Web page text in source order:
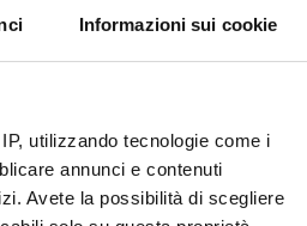
Informazioni sui cookie
utilizzando tecnologie come i
annunci e contenuti
Avete la possibilità di scegliere